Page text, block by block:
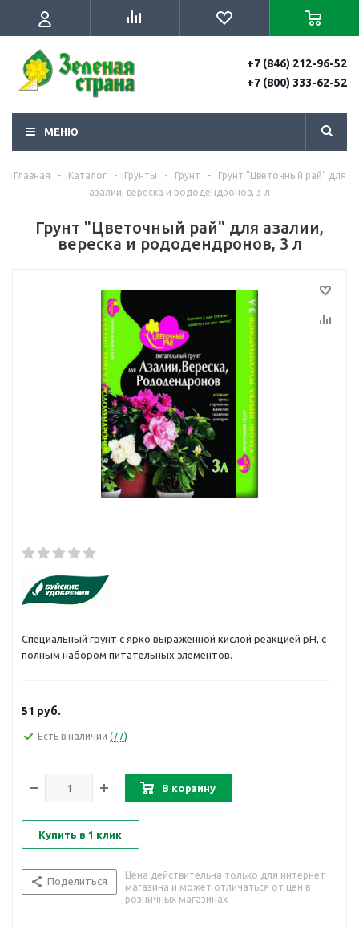
+7 (846) 212-96-52
+7 (800) 333-62-52
МЕНЮ
Главная - Каталог - Грунты - Грунт -
Грунт "Цветочный рай" для
азалии, вереска и рододендронов, 3 л
Грунт "Цветочный рай" для азалии,
вереска и рододендронов, 3 л
Специальный грунт с ярко выраженной кислой реакцией рН, с
полным набором питательных элементов.
51 руб.
Есть в наличии (77)
В корзину
Купить в 1 клик
Поделиться
Цена действительна только для интернет-
магазина и может отличаться от цен в
розничных магазинах